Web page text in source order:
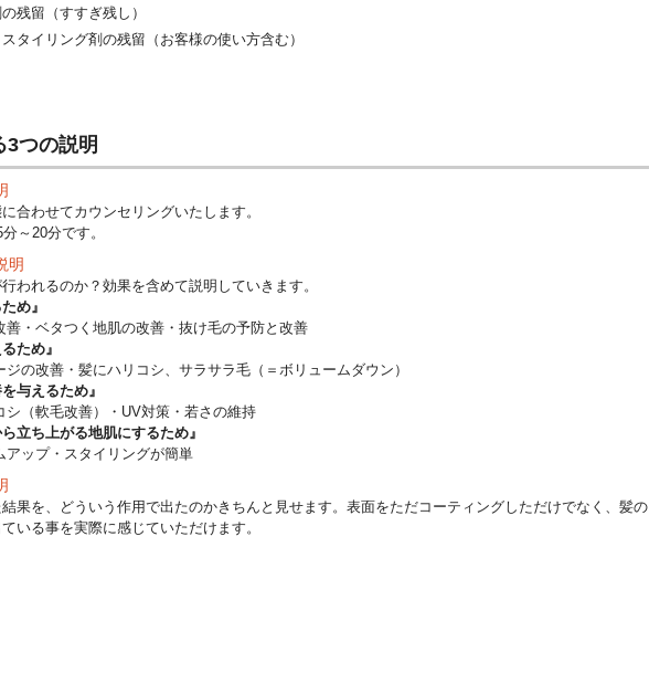
残留（すすぎ残し）
タイリング剤の残留（お客様の使い方含む）
3つの説明
合わせてカウンセリングいたします。
～20分です。
明
われるのか？効果を含めて説明していきます。
め』
・ベタつく地肌の改善・抜け毛の予防と改善
ため』
の改善・髪にハリコシ、サラサラ毛（＝ボリュームダウン）
与えるため』
（軟毛改善）・UV対策・若さの維持
ら立ち上がる地肌にするため』
ップ・スタイリングが簡単
果を、どういう作用で出たのかきちんと見せます。表面をただコーティングしただけでなく、髪の
いる事を実際に感じていただけます。